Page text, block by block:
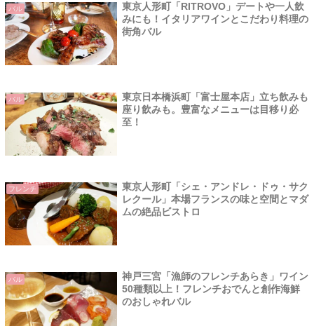
バル
東京人形町「RITROVO」デートや一人飲
みにも！イタリアワインとこだわり料理の
街角バル
バル
東京日本橋浜町「富士屋本店」立ち飲みも
座り飲みも。豊富なメニューは目移り必
至！
フレンチ
東京人形町「シェ・アンドレ・ドゥ・サク
レクール」本場フランスの味と空間とマダ
ムの絶品ビストロ
バル
神戸三宮「漁師のフレンチあらき」ワイン
50種類以上！フレンチおでんと創作海鮮
のおしゃれバル